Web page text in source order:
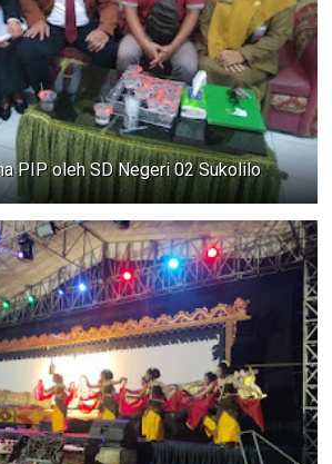
PIP oleh SD Negeri 02 Sukolilo